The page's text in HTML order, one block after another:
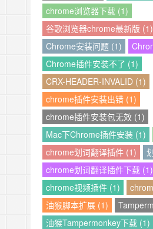
chrome浏览器下载 (1)
谷歌浏览器chrome最新版 (1)
Chrome安装问题 (1)
Chrome插件安装不了 (1)
CRX-HEADER-INVALID (1)
chrome插件安装出错 (1)
chrome插件安装包无效 (1)
Mac下Chrome插件安装 (1)
chrome划词翻译插件 (1)
chrome划词翻译插件下载 (1)
chrome视频插件 (1)
油猴脚本扩展 (1)
油猴Tampermonkey下载 (1)